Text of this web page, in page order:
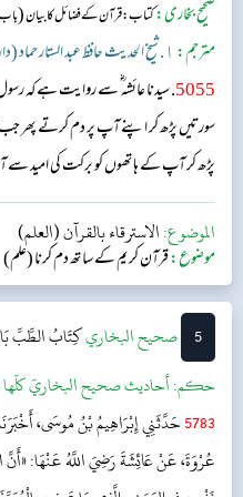
صحیح بخاری:کتاب: قرآن کے فضائل کا بیان(
مترجم: ١. شیخ الحدیث حافظ عبد الستار حماد (دار السلام)
5055 . سیدنا عائشہ‬ ؓ س‬ے روایت ہے کہ
سورتیں پڑھ کر اپنے آپ پر دم کرتے پھر جب
پڑھ کر آپ کے ہاتھوں کو برکت کی امید سے
الموضوع:الاسترقاء بالقرآن (العلم)
موضوع:قرآن کریم کے ساتھ دم کرنا (علم)
5 ‌‌صحيح البخاريكِتَابُ الطِّبِّ
حکم:أحاديث صحيح البخاريّ
5783حَدَّثَنِي إِبْرَاهِيمُ بْنُ مُوسَى،
عُرْوَةَ، عَنْ عَائِشَةَ رَضِيَ اللَّهُ عَنْهَا: «أَنَّ